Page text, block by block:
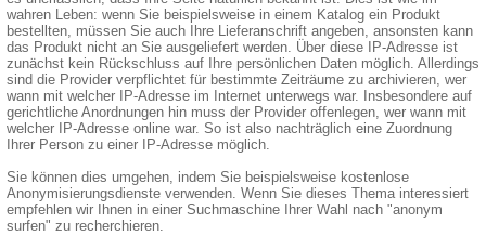
wahren Leben: wenn Sie beispielsweise in einem Katalog ein Produkt
bestellten, müssen Sie auch Ihre Lieferanschrift angeben, ansonsten kann
das Produkt nicht an Sie ausgeliefert werden. Über diese IP-Adresse ist
zunächst kein Rückschluss auf Ihre persönlichen Daten möglich. Allerdings
sind die Provider verpflichtet für bestimmte Zeiträume zu archivieren, wer
wann mit welcher IP-Adresse im Internet unterwegs war. Insbesondere auf
gerichtliche Anordnungen hin muss der Provider offenlegen, wer wann mit
welcher IP-Adresse online war. So ist also nachträglich eine Zuordnung
Ihrer Person zu einer IP-Adresse möglich.
Sie können dies umgehen, indem Sie beispielsweise kostenlose
Anonymisierungsdienste verwenden. Wenn Sie dieses Thema interessiert
empfehlen wir Ihnen in einer Suchmaschine Ihrer Wahl nach "anonym
surfen" zu recherchieren.